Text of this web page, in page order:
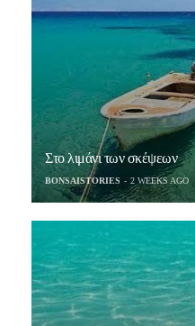
Στο λιμάνι των σκέψεων
BONSAISTORIES 2 WEEKS AGO